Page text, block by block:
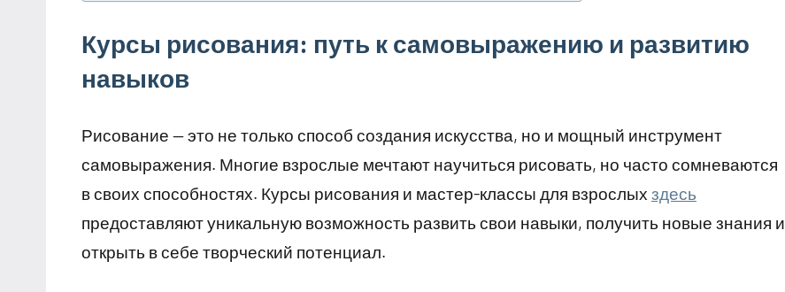
Курсы рисования: путь к самовыражению и развитию
навыков
Рисование — это не только способ создания искусства, но и мощный инструмент
самовыражения. Многие взрослые мечтают научиться рисовать, но часто сомневаются
в своих способностях. Курсы рисования и мастер-классы для взрослых здесь
предоставляют уникальную возможность развить свои навыки, получить новые знания и
открыть в себе творческий потенциал.